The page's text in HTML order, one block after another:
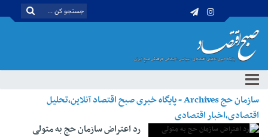
سازمان حج Archives - پایگاه خبری صبح اقتصاد آنلاین،تحلیل
اقتصادی،اخبار اقتصادی
رد اعتراض سازمان حج به متولی